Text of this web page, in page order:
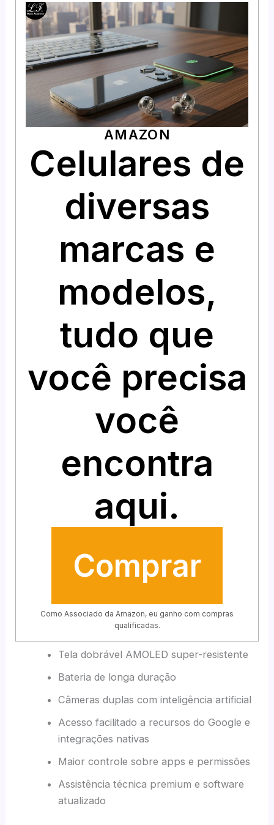
AMAZON
Celulares de
diversas
marcas e
modelos,
tudo que
você precisa
você
encontra
aqui.
Comprar
Como Associado da Amazon, eu ganho com compras
qualificadas.
Tela dobrável AMOLED super-resistente
Bateria de longa duração
Câmeras duplas com inteligência artificial
Acesso facilitado a recursos do Google e
integrações nativas
Maior controle sobre apps e permissões
Assistência técnica premium e software
atualizado